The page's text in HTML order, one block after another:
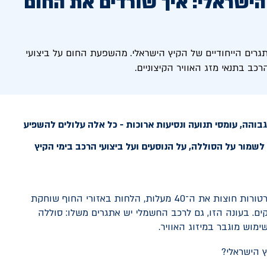
הייחודיים של הקיץ הישראלי. מהשפעת החום על ביצועי
בתנאי מזג האוויר הקיצוניים.
עומסי תנועה ונסיעות ארוכות - כל אלה עלולים להשפיע
על הסוללה, על הנוסעים ועל ביצועי הרכב בימי הקיץ
קיץ בישראל הוא לא משחק ילדים. הטמפרטורות חוצות את ה־40 מעלות, הלחות באזורי החוף שוחקת
בעונה הזו, גם לרכב החשמלי יש אתגרים משלו: סוללה
מוגבר במיזוג האוויר.
הישראלי?